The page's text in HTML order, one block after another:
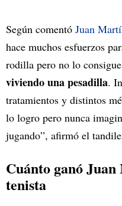
Según comentó Juan
hace muchos esfuerzos
rodilla pero no lo
viviendo una pesadilla.
tratamientos y distintos
lo logro pero nunca
jugando”, afirmó el
Cuánto ganó
tenista